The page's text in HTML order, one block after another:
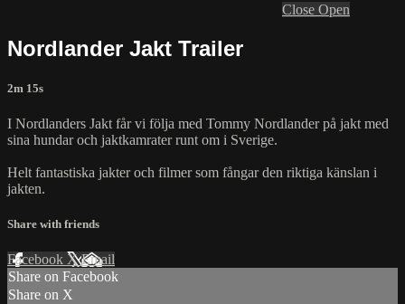
Close Open
Nordlander Jakt Trailer
2m 15s
I Nordlanders Jakt får vi följa med Tommy Nordlander på jakt med
sina hundar och jaktkamrater runt om i Sverige.
Helt fantastiska jakter och filmer som fångar den riktiga känslan i
jakten.
Share with friends
Facebook XEmail
Share on Facebook
Share on X